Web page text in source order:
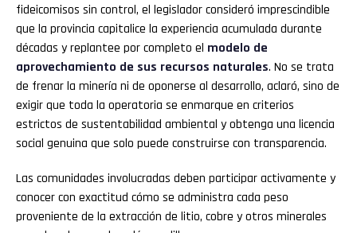
fideicomisos sin control, el legislador consideró imprescindible
que la provincia capitalice la experiencia acumulada durante
décadas y replantee por completo el modelo de
aprovechamiento de sus recursos naturales. No se trata
de frenar la minería ni de oponerse al desarrollo, aclaró, sino de
exigir que toda la operatoria se enmarque en criterios
estrictos de sustentabilidad ambiental y obtenga una licencia
social genuina que solo puede construirse con transparencia.
Las comunidades involucradas deben participar activamente y
conocer con exactitud cómo se administra cada peso
proveniente de la extracción de litio, cobre y otros minerales